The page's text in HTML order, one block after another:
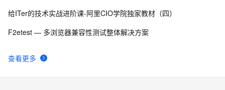
查看更多
给ITer的技术实战进阶课-阿里CIO学院独家教材（四）
F2etest — 多浏览器兼容性测试整体解决方案